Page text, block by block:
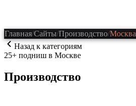
Главная/Сайты/Производство/Москва
Назад к категориям
25+ подниш в Москве
Производство